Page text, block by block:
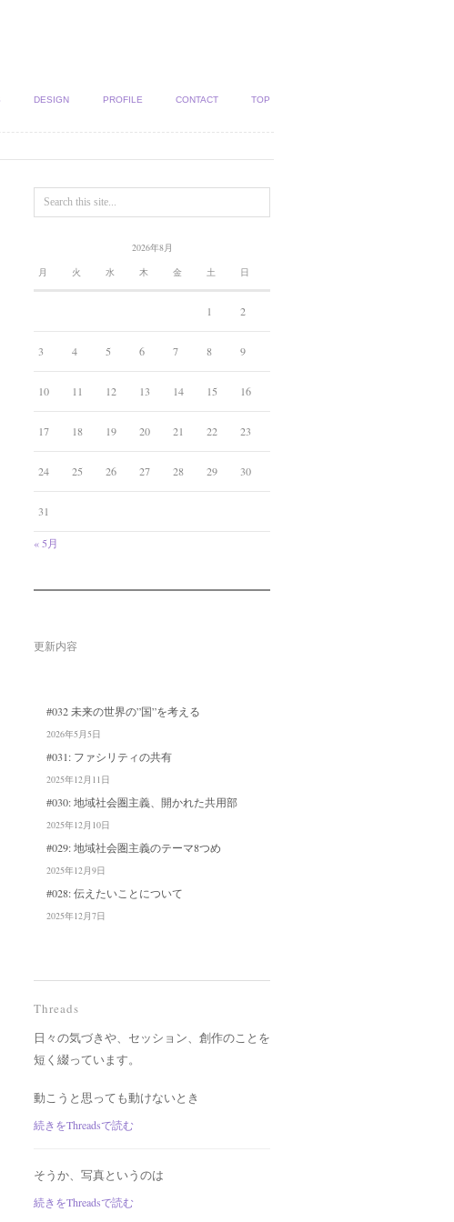
DESIGN PROFILE CONTACT TOP
2026年8月
月 火 水 木 金 土 日
1 2
3 4 5 6 7 8 9
10 11 12 13 14 15 16
17 18 19 20 21 22 23
24 25 26 27 28 29 30
31
« 5月
更新内容
#032 未来の世界の”国”を考える
2026年5月5日
#031: ファシリティの共有
2025年12月11日
#030: 地域社会圏主義、開かれた共用部
2025年12月10日
#029: 地域社会圏主義のテーマ8つめ
2025年12月9日
#028: 伝えたいことについて
2025年12月7日
Threads
日々の気づきや、セッション、創作のことを
短く綴っています。
動こうと思っても動けないとき
続きをThreadsで読む
そうか、写真というのは
続きをThreadsで読む